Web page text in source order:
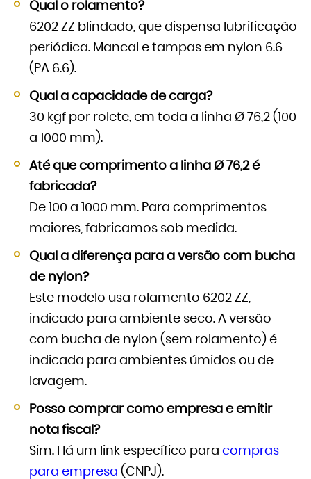
Qual o rolamento?
6202 ZZ blindado, que dispensa lubrificação
periódica. Mancal e tampas em nylon 6.6
(PA 6.6).
Qual a capacidade de carga?
30 kgf por rolete, em toda a linha Ø 76,2 (100
a 1000 mm).
Até que comprimento a linha Ø 76,2 é
fabricada?
De 100 a 1000 mm. Para comprimentos
maiores, fabricamos sob medida.
Qual a diferença para a versão com bucha
de nylon?
Este modelo usa rolamento 6202 ZZ,
indicado para ambiente seco. A versão
com bucha de nylon (sem rolamento) é
indicada para ambientes úmidos ou de
lavagem.
Posso comprar como empresa e emitir
nota fiscal?
Sim. Há um link específico para compras
para empresa (CNPJ).